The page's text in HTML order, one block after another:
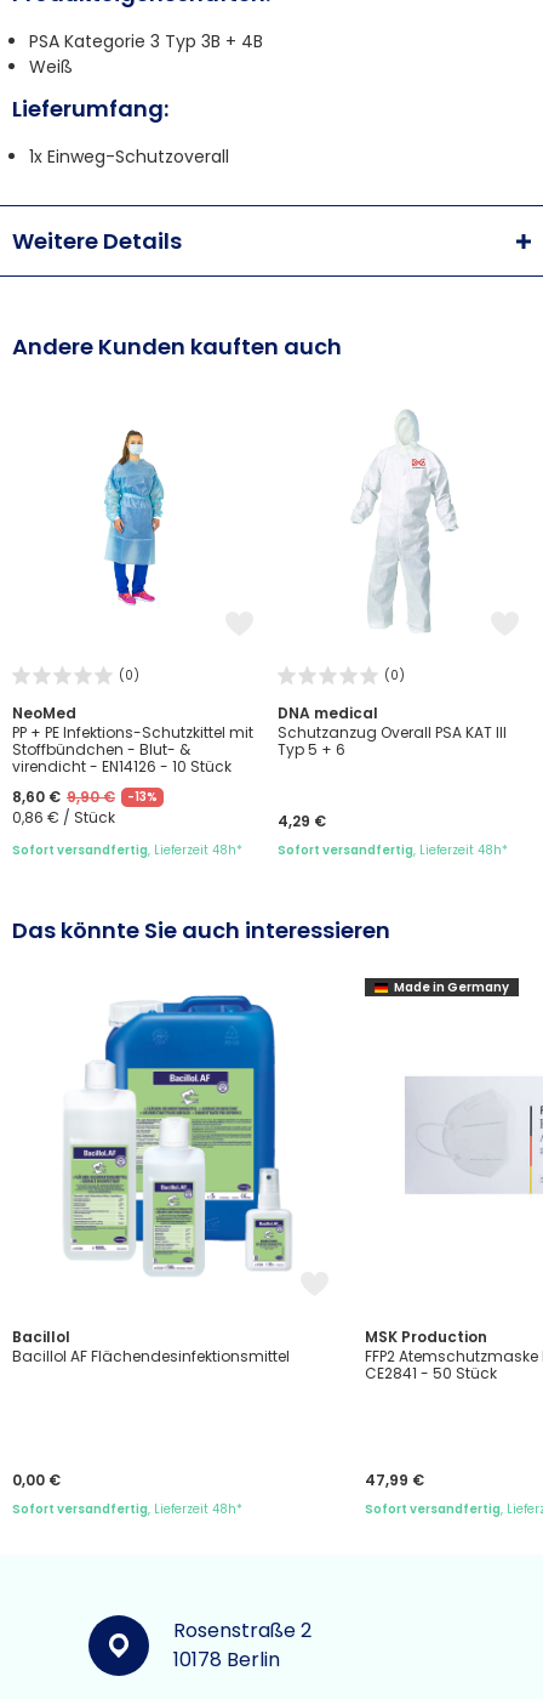
PSA Kategorie 3 Typ 3B + 4B
Weiß
Lieferumfang:
1x Einweg-Schutzoverall
Weitere Details
Andere Kunden kauften auch
(0)
NeoMed
PP + PE Infektions-Schutzkittel mit
Stoffbündchen - Blut- &
virendicht - EN14126 - 10 Stück
8,60 € 9,90 € -13%
0,86 € / Stück
Sofort versandfertig, Lieferzeit 48h*
(0)
DNA medical
Schutzanzug Overall PSA KAT III
Typ 5 + 6
4,29 €
Sofort versandfertig, Lieferzeit 48h*
Das könnte Sie auch interessieren
Bacillol
Bacillol AF Flächendesinfektionsmittel
0,00 €
Sofort versandfertig, Lieferzeit 48h*
Made in Germany
MSK Production
FFP2
CE2841 - 50 Stück
47,99 €
Sofort versandfertig,
Rosenstraße 2
10178 Berlin